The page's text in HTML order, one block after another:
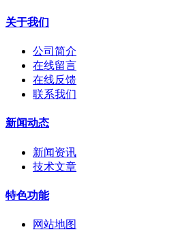
关于我们
公司简介
在线留言
在线反馈
联系我们
新闻动态
新闻资讯
技术文章
特色功能
网站地图